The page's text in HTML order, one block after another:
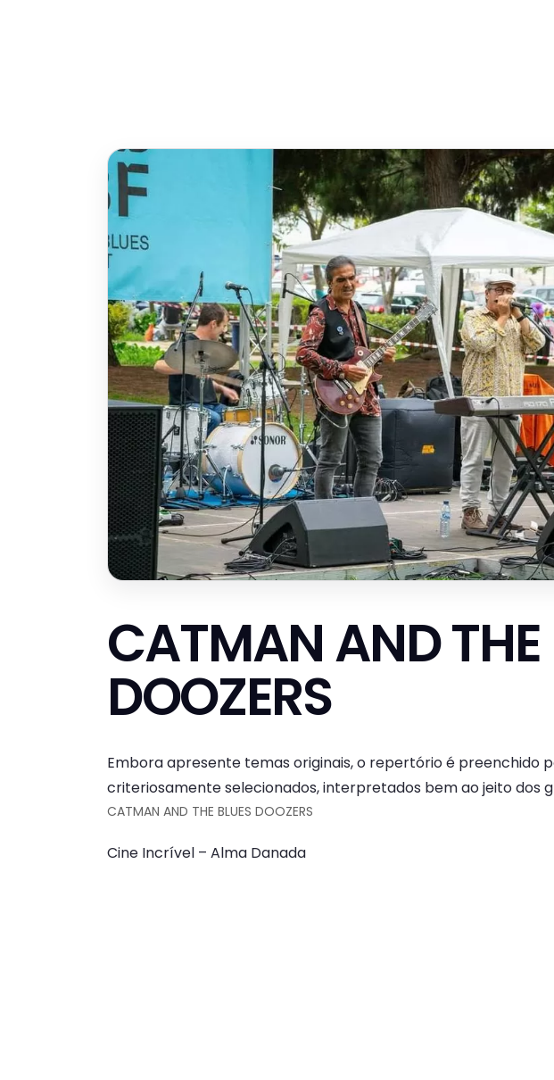
CATMAN AND THE
DOOZERS
Embora apresente temas originais, o repertório é preenchido
criteriosamente selecionados, interpretados bem ao jeito dos
CATMAN AND THE BLUES DOOZERS
Cine Incrível – Alma Danada